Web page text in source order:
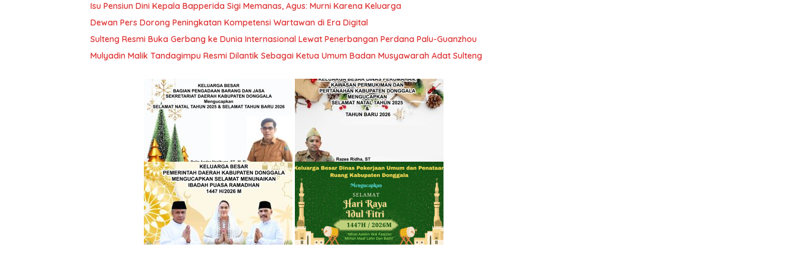
Isu Pensiun Dini Kepala Bapperida Sigi Memanas, Agus: Murni Karena Keluarga
Dewan Pers Dorong Peningkatan Kompetensi Wartawan di Era Digital
Sulteng Resmi Buka Gerbang ke Dunia Internasional Lewat Penerbangan Perdana Palu-Guanzhou
Mulyadin Malik Tandagimpu Resmi Dilantik Sebagai Ketua Umum Badan Musyawarah Adat Sulteng